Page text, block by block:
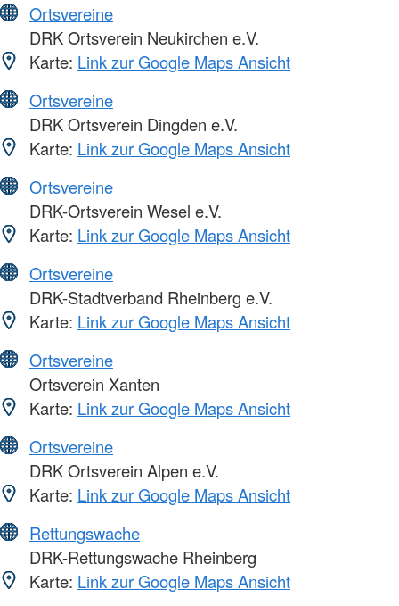
Ortsvereine
DRK Ortsverein Neukirchen e.V.
Karte: Link zur Google Maps Ansicht
Ortsvereine
DRK Ortsverein Dingden e.V.
Karte: Link zur Google Maps Ansicht
Ortsvereine
DRK-Ortsverein Wesel e.V.
Karte: Link zur Google Maps Ansicht
Ortsvereine
DRK-Stadtverband Rheinberg e.V.
Karte: Link zur Google Maps Ansicht
Ortsvereine
Ortsverein Xanten
Karte: Link zur Google Maps Ansicht
Ortsvereine
DRK Ortsverein Alpen e.V.
Karte: Link zur Google Maps Ansicht
Rettungswache
DRK-Rettungswache Rheinberg
Karte: Link zur Google Maps Ansicht